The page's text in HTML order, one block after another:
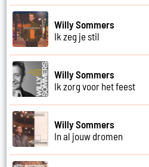
Willy Sommers
Ik zeg je stil
Willy Sommers
Ik zorg voor het feest
Willy Sommers
In al jouw dromen